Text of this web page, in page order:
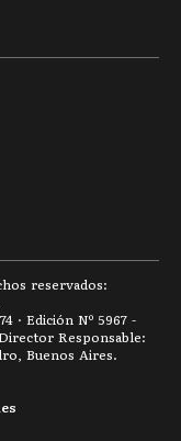
reservados:
· Edición Nº 5967 -
Responsable:
Buenos Aires.